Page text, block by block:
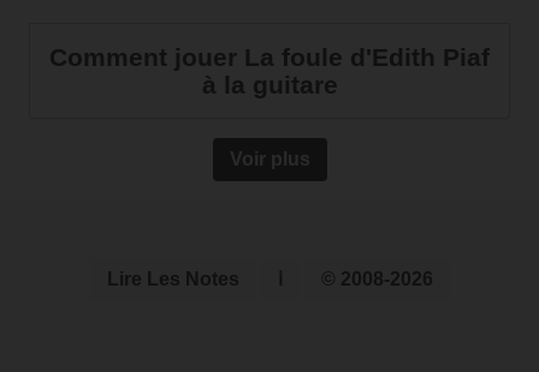
Comment jouer La foule d'Edith Piaf
à la guitare
Voir plus
Lire Les Notes © 2008-2026